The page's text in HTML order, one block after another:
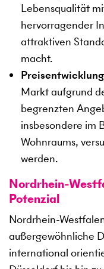
Lebensqualität
hervorragender
attraktiven
macht.
Preisentwicklung
Markt aufgrund
begrenzten
insbesondere im
Wohnraums,
werden.
Nordrhein-
Potenzial
Nordrhein-
außergewöhnliche
international